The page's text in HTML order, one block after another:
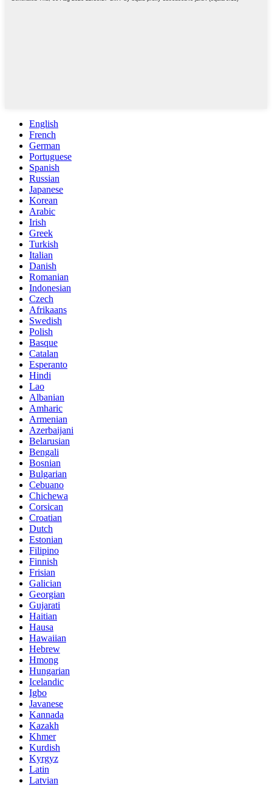
English
French
German
Portuguese
Spanish
Russian
Japanese
Korean
Arabic
Irish
Greek
Turkish
Italian
Danish
Romanian
Indonesian
Czech
Afrikaans
Swedish
Polish
Basque
Catalan
Esperanto
Hindi
Lao
Albanian
Amharic
Armenian
Azerbaijani
Belarusian
Bengali
Bosnian
Bulgarian
Cebuano
Chichewa
Corsican
Croatian
Dutch
Estonian
Filipino
Finnish
Frisian
Galician
Georgian
Gujarati
Haitian
Hausa
Hawaiian
Hebrew
Hmong
Hungarian
Icelandic
Igbo
Javanese
Kannada
Kazakh
Khmer
Kurdish
Kyrgyz
Latin
Latvian